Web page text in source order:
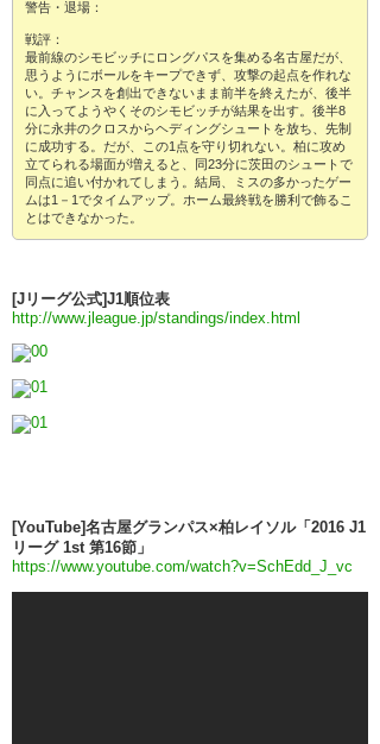
警告・退場：
戦評：
最前線のシモビッチにロングパスを集める名古屋だが、
思うようにボールをキープできず、攻撃の起点を作れな
い。チャンスを創出できないまま前半を終えたが、後半
に入ってようやくそのシモビッチが結果を出す。後半8
分に永井のクロスからヘディングシュートを放ち、先制
に成功する。だが、この1点を守り切れない。柏に攻め
立てられる場面が増えると、同23分に茨田のシュートで
同点に追い付かれてしまう。結局、ミスの多かったゲー
ムは1－1でタイムアップ。ホーム最終戦を勝利で飾るこ
とはできなかった。
[Jリーグ公式]J1順位表
http://www.jleague.jp/standings/index.html
[YouTube]名古屋グランパス×柏レイソル「2016 J1
リーグ 1st 第16節」
https://www.youtube.com/watch?v=SchEdd_J_vc